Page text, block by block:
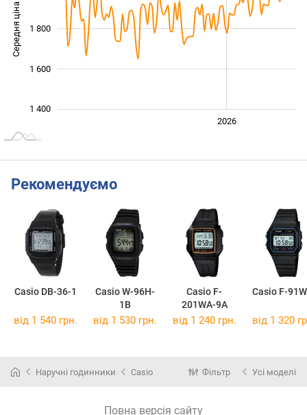
Середня ціна 1 400
1 400
1 600
1 800
2026
Рекомендуємо
Casio DB-36-1
Casio W-96H-
1B
Casio F-
201WA-9A
Casio F-
від 1 540 грн. від 1 530 грн. від 1 240 грн. від 1 320
Наручні годинники Casio Фільтр Усі моделі
Повна версія сайту